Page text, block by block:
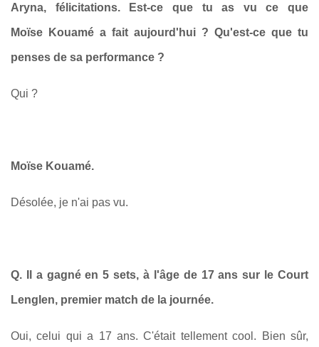
Aryna, félicitations. Est-ce que tu as vu ce que
Moïse Kouamé a fait aujourd'hui ? Qu'est-ce que tu
penses de sa performance ?
Qui ?
Moïse Kouamé.
Désolée, je n'ai pas vu.
Q. Il a gagné en 5 sets, à l'âge de 17 ans sur le Court
Lenglen, premier match de la journée.
Oui, celui qui a 17 ans. C'était tellement cool. Bien sûr,